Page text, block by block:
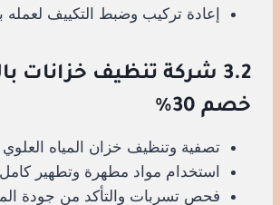
إعادة تركيب وضبط التكييف لعمله
3.2 شركة تنظيف خزانات
خصم 30%
تصفية وتنظيف خزان المياه
استخدام مواد مطهرة وتطهير
فحص تسربات والتأكد من جودة